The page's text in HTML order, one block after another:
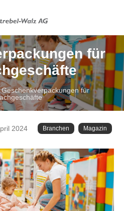
für
Geschenkverpackungen für
2024 Branchen Magazin